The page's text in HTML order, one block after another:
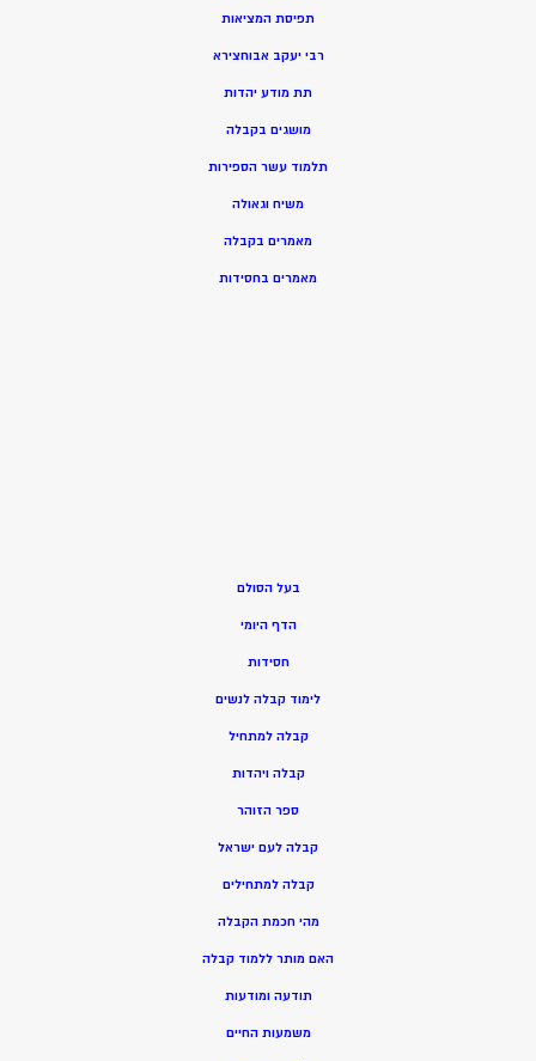
תפיסת המציאות
רבי יעקב אבוחצירא
תת מודע יהדות
מושגים בקבלה
תלמוד עשר הספירות
משיח וגאולה
מאמרים בקבלה
מאמרים בחסידות
בעל הסולם
הדף היומי
חסידות
לימוד קבלה לנשים
קבלה למתחיל
קבלה ויהדות
ספר הזוהר
קבלה לעם ישראל
קבלה למתחילים
מהי חכמת הקבלה
האם מותר ללמוד קבלה
תודעה ומודעות
משמעות החיים